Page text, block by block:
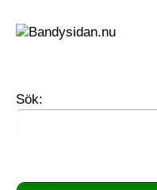
Sök: